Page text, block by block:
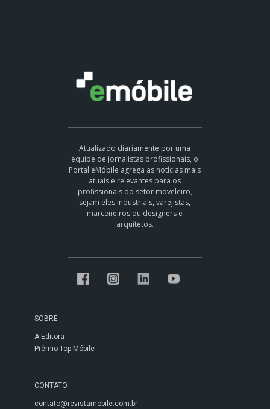
Atualizado diariamente por uma
equipe de jornalistas profissionais, o
Portal eMóbile agrega as notícias mais
atuais e relevantes para os
profissionais do setor moveleiro,
sejam eles industriais, varejistas,
marceneiros ou designers e
arquitetos.
SOBRE
A Editora
Prêmio Top Móbile
CONTATO
contato@revistamobile.com.br